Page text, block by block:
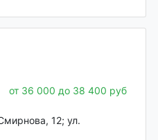
от 36 000 до 38 400 руб
12; ул.